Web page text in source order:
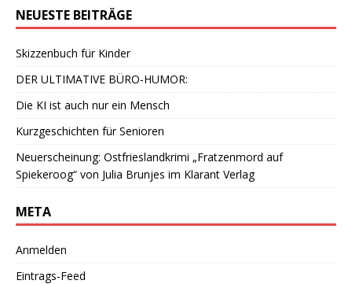
NEUESTE BEITRÄGE
Skizzenbuch für Kinder
DER ULTIMATIVE BÜRO-HUMOR:
Die KI ist auch nur ein Mensch
Kurzgeschichten für Senioren
Neuerscheinung: Ostfrieslandkrimi „Fratzenmord auf
Spiekeroog“ von Julia Brunjes im Klarant Verlag
META
Anmelden
Eintrags-Feed